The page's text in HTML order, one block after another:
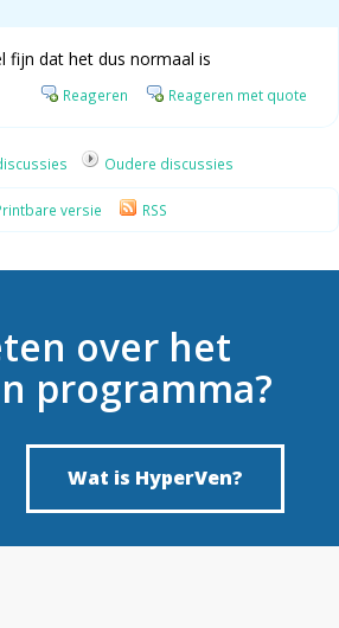
fijn dat het dus normaal is
Reageren Reageren met quote
Oudere discussies
versie RSS
over het
programma?
Wat is HyperVen?